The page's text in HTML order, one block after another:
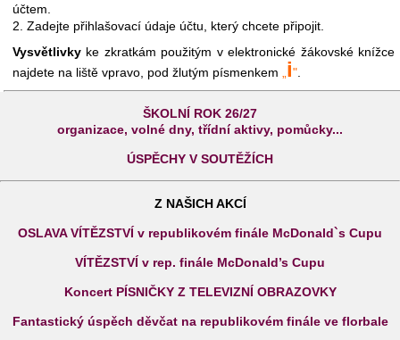
účtem.
2. Zadejte přihlašovací údaje účtu, který chcete připojit.
Vysvětlivky ke zkratkám použitým v elektronické žákovské knížce
najdete na liště vpravo, pod žlutým písmenkem
i"
ŠKOLNÍ ROK 26/27
organizace, volné dny, třídní aktivy, pomůcky...
ÚSPĚCHY V SOUTĚŽÍCH
Z NAŠICH AKCÍ
OSLAVA VÍTĚZSTVÍ v republikovém finále McDonald`s Cupu
VÍTĚZSTVÍ v rep. finále McDonald’s Cupu
Koncert PÍSNIČKY Z TELEVIZNÍ OBRAZOVKY
Fantastický úspěch děvčat na republikovém finále ve florbale